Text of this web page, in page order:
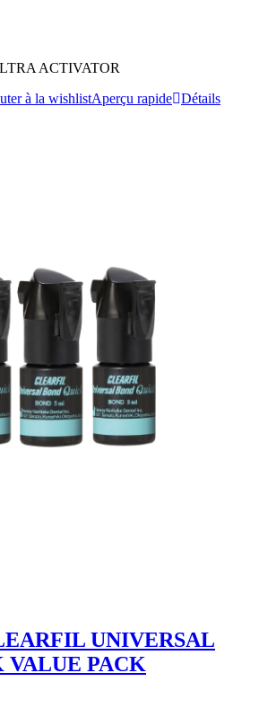
ACTIVATOR
à la wishlistAperçu rapide Détails
UNIVERSAL
VALUE PACK